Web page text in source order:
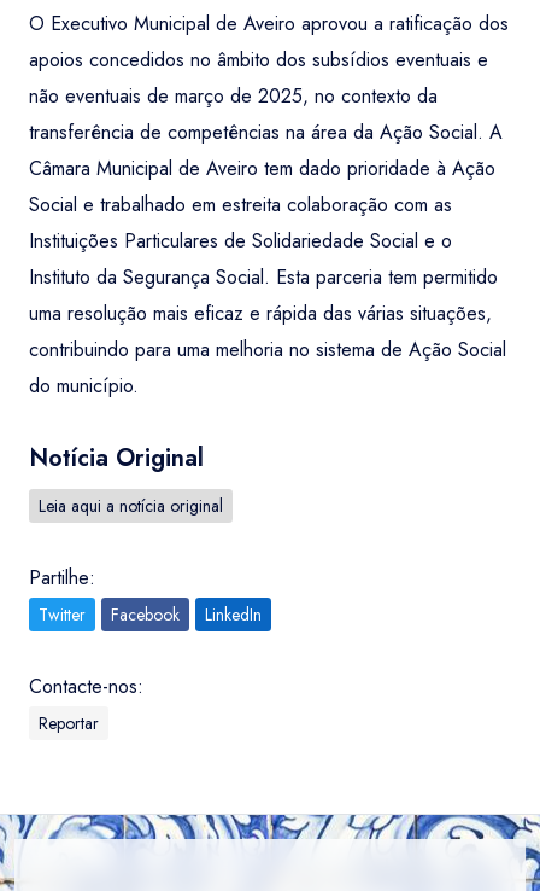
O Executivo Municipal de Aveiro aprovou a ratificação dos
apoios concedidos no âmbito dos subsídios eventuais e
não eventuais de março de 2025, no contexto da
transferência de competências na área da Ação Social. A
Câmara Municipal de Aveiro tem dado prioridade à Ação
Social e trabalhado em estreita colaboração com as
Instituições Particulares de Solidariedade Social e o
Instituto da Segurança Social. Esta parceria tem permitido
uma resolução mais eficaz e rápida das várias situações,
contribuindo para uma melhoria no sistema de Ação Social
do município.
Notícia Original
Leia aqui a notícia original
Partilhe:
Twitter Facebook LinkedIn
Contacte-nos:
Reportar